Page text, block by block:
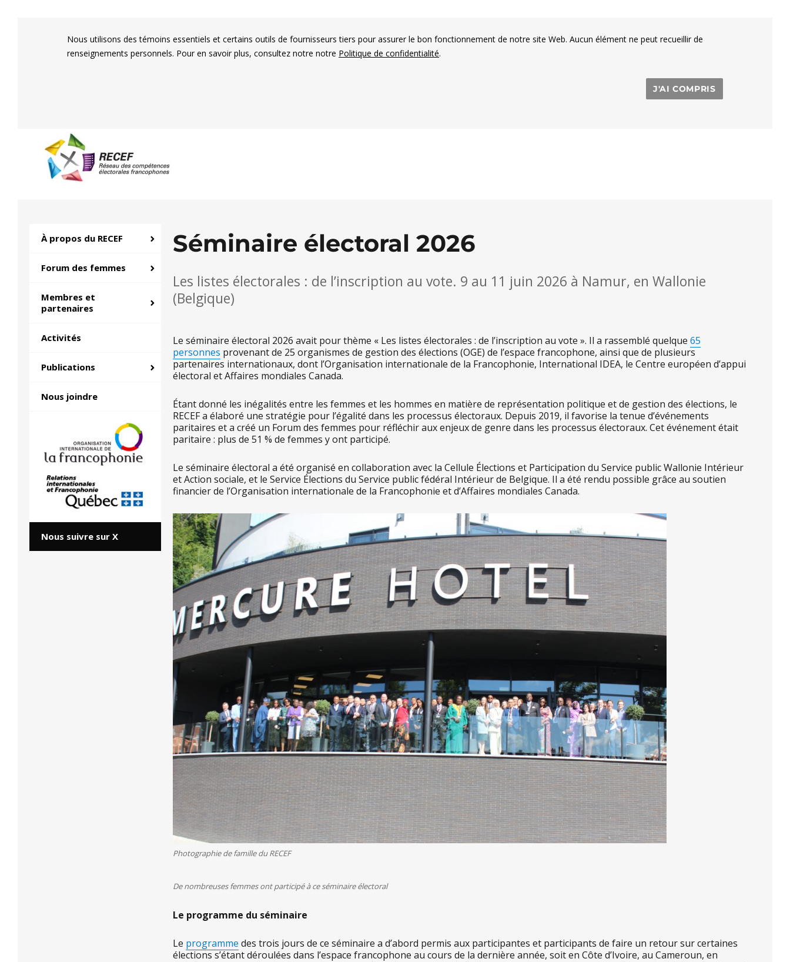
Nous utilisons des témoins essentiels et certains outils de fournisseurs tiers pour assurer le bon fonctionnement de notre site Web. Aucun élément ne peut recueillir de
renseignements personnels. Pour en savoir plus, consultez notre notre Politique de confidentialité.
J'AI COMPRIS
Séminaire électoral 2026
Les listes électorales : de l’inscription au vote. 9 au 11 juin 2026 à Namur, en Wallonie
(Belgique)
Le séminaire électoral 2026 avait pour thème « Les listes électorales : de l’inscription au vote ». Il a rassemblé quelque65
personnes provenant de 25 organismes de gestion des élections (OGE) de l’espace francophone, ainsi que de plusieurs
partenaires internationaux, dont l’Organisation internationale de la Francophonie, International IDEA, le Centre européen d’appui
électoral et Affaires mondiales Canada.
Étant donné les inégalités entre les femmes et les hommes en matière de représentation politique et de gestion des élections, le
RECEF a élaboré une stratégie pour l’égalité dans les processus électoraux. Depuis 2019, il favorise la tenue d’événements
paritaires et a créé un Forum des femmes pour réfléchir aux enjeux de genre dans les processus électoraux. Cet événement était
paritaire : plus de 51 % de femmes y ont participé.
Le séminaire électoral a été organisé en collaboration avec la Cellule Élections et Participation du Service public Wallonie Intérieur
et Action sociale, et le Service Élections du Service public fédéral Intérieur de Belgique. Il a été rendu possible grâce au soutien
financier de l’Organisation internationale de la Francophonie et d’Affaires mondiales Canada.
Photographie de famille du RECEF
De nombreuses femmes ont participé à ce séminaire électoral
Le programme du séminaire
Le programme des trois jours de ce séminaire a d’abord permis aux participantes et participants de faire un retour sur certaines
élections s’étant déroulées dans l’espace francophone au cours de la dernière année, soit en Côte d’Ivoire, au Cameroun, en
À propos du RECEF
Forum des femmes
Membres et
partenaires
Activités
Publications
Nous joindre
Nous suivre sur X